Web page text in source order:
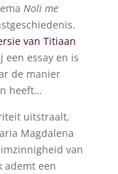
Noli me
van Titiaan
essay en is
de manier
heeft…
uitstraalt,
Magdalena
van
ademt een